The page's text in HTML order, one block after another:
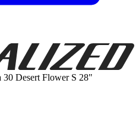
Desert Flower S 28"